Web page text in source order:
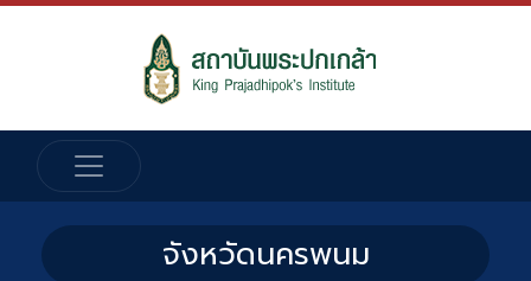
จังหวัดนครพนม